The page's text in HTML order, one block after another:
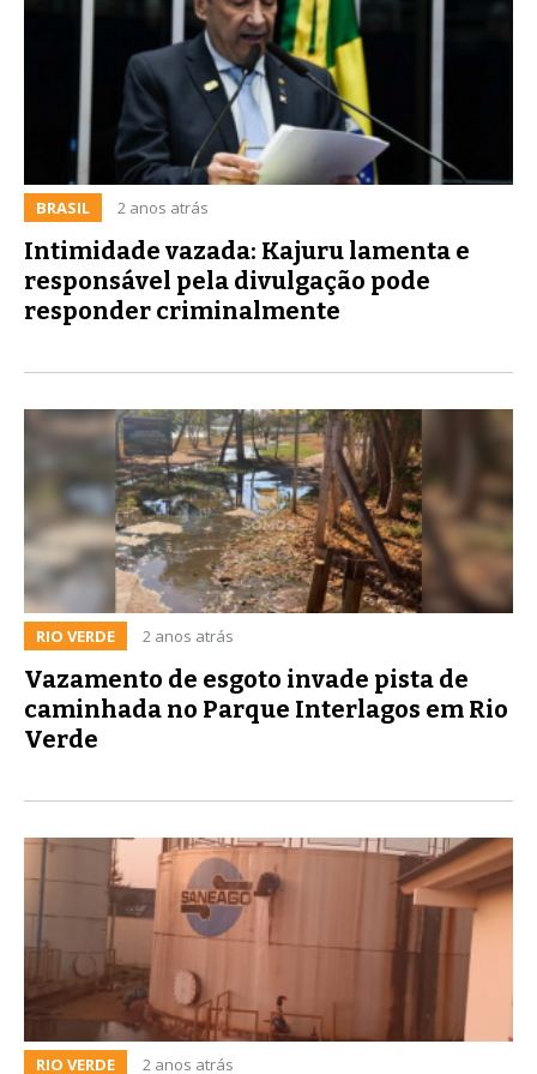
BRASIL 2 anos atrás
Intimidade vazada: Kajuru lamenta e
responsável pela divulgação pode
responder criminalmente
RIO VERDE 2 anos atrás
Vazamento de esgoto invade pista de
caminhada no Parque Interlagos em Rio
Verde
RIO VERDE 2 anos atrás